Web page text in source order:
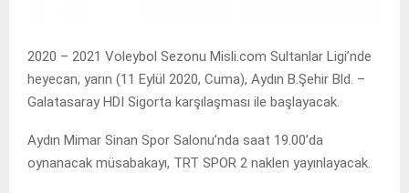
2020 – 2021 Voleybol Sezonu Misli.com Sultanlar Ligi’nde
heyecan, yarın (11 Eylül 2020, Cuma), Aydın B.Şehir Bld. –
Galatasaray HDI Sigorta karşılaşması ile başlayacak.
Aydın Mimar Sinan Spor Salonu’nda saat 19.00’da
oynanacak müsabakayı, TRT SPOR 2 naklen yayınlayacak.